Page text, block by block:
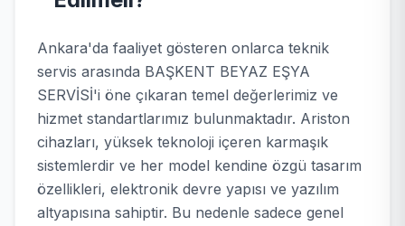
Ankara'da faaliyet gösteren onlarca teknik
servis arasında BAŞKENT BEYAZ EŞYA
SERVİSİ'i öne çıkaran temel değerlerimiz ve
hizmet standartlarımız bulunmaktadır. Ariston
cihazları, yüksek teknoloji içeren karmaşık
sistemlerdir ve her model kendine özgü tasarım
özellikleri, elektronik devre yapısı ve yazılım
altyapısına sahiptir. Bu nedenle sadece genel